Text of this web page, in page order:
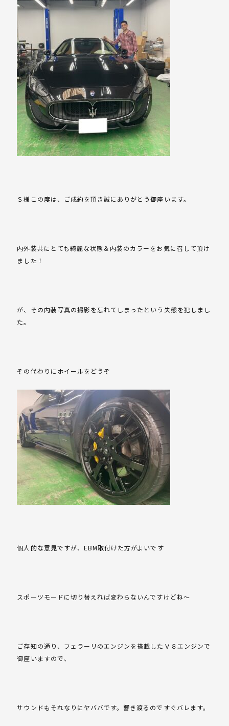
Ｓ様この度は、ご成約を頂き誠にありがとう御座います。
内外装共にとても綺麗な状態＆内装のカラーをお気に召して頂け
ました！
が、その内装写真の撮影を忘れてしまったという失態を犯しまし
た。
その代わりにホイールをどうぞ
個人的な意見ですが、EBM取付けた方がよいです
スポーツモードに切り替えれば変わらないんですけどね～
ご存知の通り、フェラーリのエンジンを搭載したＶ８エンジンで
御座いますので、
サウンドもそれなりにヤババです。響き渡るのですぐバレます。